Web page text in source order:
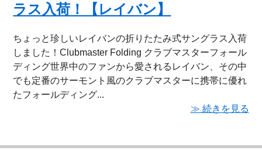
ラス入荷！【レイバン】
ちょっと珍しいレイバンの折りたたみ式サングラス入荷
しました！Clubmaster Folding クラブマスターフォール
ディング世界中のファンから愛されるレイバン、その中
でも定番のサーモント風のクラブマスターに携帯に優れ
たフォールディング...
≫ 続きを見る